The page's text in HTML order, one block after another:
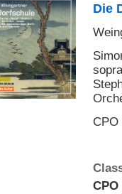
Die
CPO
CPO